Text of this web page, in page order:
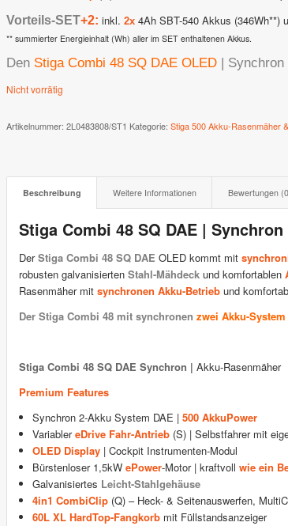
Vorteils-SET+2: inkl. 2x 4Ah SBT-540 Akkus (346Wh**)
** summierter Energieinhalt (Wh) aller im SET enthaltenen Akkus.
Den Stiga Combi 48 SQ DAE OLED | Synchron
Nicht vorrätig
Artikelnummer: 2L0483808/ST1 Kategorie: Stiga 500 Akku-Rasenmäher
Beschreibung Weitere Informationen Bewertungen
Stiga Combi 48 SQ DAE |
DerStiga Combi 48 SQ DAE OLED kommt mit
robusten galvanisierten Stahl-Mähdeck und komfortablen
Rasenmäher mit synchronen Akku-Betrieb und
Der Stiga Combi 48 mit synchronen zwei Akku-System
Stiga Combi 48 SQ DAE Synchron | Akku-Rasenmäher
Premium Features
Synchron 2-Akku System DAE | 500 AkkuPower
VariablereDrive Fahr-Antrieb(S) | Selbstfahrer mit
OLED Display| Cockpit Instrumenten-Modul
Bürstenloser 1,5kW ePower-Motor | kraftvoll wie ein
Galvanisiertes Leicht-Stahlgehäuse
4in1 CombiClip(Q) – Heck- & Seitenauswerfen,
60L XL HardTop-Fangkorbmit Füllstandsanzeiger